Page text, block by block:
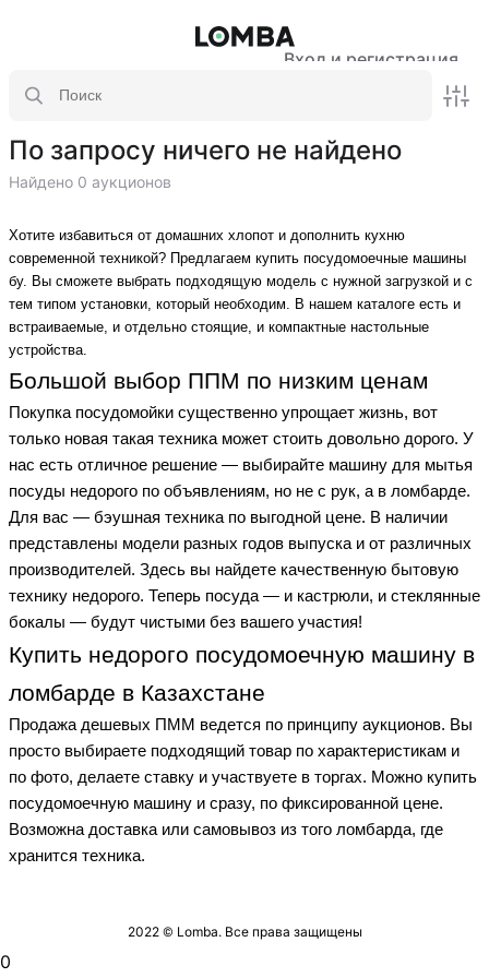
Вход и регистрация
По запросу ничего не найдено
Найдено 0 аукционов
Хотите избавиться от домашних хлопот и дополнить кухню
современной техникой? Предлагаем купить посудомоечные машины
бу. Вы сможете выбрать подходящую модель с нужной загрузкой и с
тем типом установки, который необходим. В нашем каталоге есть и
встраиваемые, и отдельно стоящие, и компактные настольные
устройства.
Большой выбор ППМ по низким ценам
Покупка посудомойки существенно упрощает жизнь, вот
только новая такая техника может стоить довольно дорого. У
нас есть отличное решение — выбирайте машину для мытья
посуды недорого по объявлениям, но не с рук, а в ломбарде.
Для вас — бэушная техника по выгодной цене. В наличии
представлены модели разных годов выпуска и от различных
производителей. Здесь вы найдете качественную бытовую
технику недорого. Теперь посуда — и кастрюли, и стеклянные
бокалы — будут чистыми без вашего участия!
Купить недорого посудомоечную машину в
ломбарде в Казахстане
Продажа дешевых ПММ ведется по принципу аукционов. Вы
просто выбираете подходящий товар по характеристикам и
по фото, делаете ставку и участвуете в торгах. Можно купить
посудомоечную машину и сразу, по фиксированной цене.
Возможна доставка или самовывоз из того ломбарда, где
хранится техника.
2022 © Lomba. Все права защищены
0